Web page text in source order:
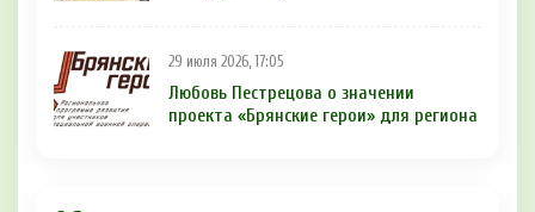
29 июля 2026, 17:05
Любовь Пестрецова о значении
проекта «Брянские герои» для региона